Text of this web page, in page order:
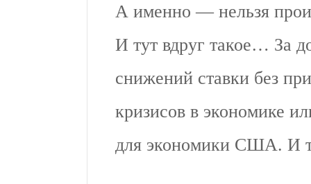
А именно — нельзя
И тут вдруг такое… За
снижений ставки без
кризисов в экономике
для экономики США. И